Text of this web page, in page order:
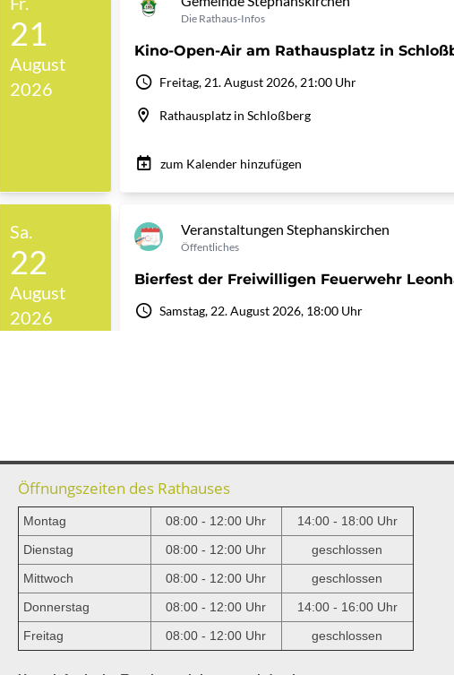
Öffnungszeiten des Rathauses
Montag 08:00 - 12:00 Uhr
14:00 - 18:00 Uhr
Dienstag
08:00 - 12:00 Uhr
geschlossen
Mittwoch
08:00 - 12:00 Uhr
geschlossen
Donnerstag
08:00 - 12:00 Uhr
14:00 - 16:00 Uhr
Freitag
08:00 - 12:00 Uhr geschlossen